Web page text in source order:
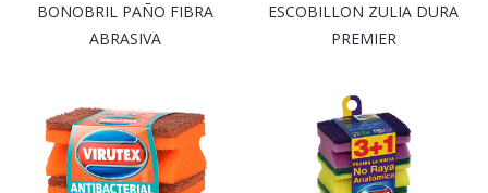
BONOBRIL PAÑO FIBRA
ABRASIVA
ESCOBILLON ZULIA DURA
PREMIER